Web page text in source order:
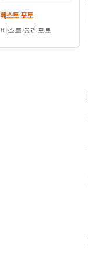
베스트 요리포토